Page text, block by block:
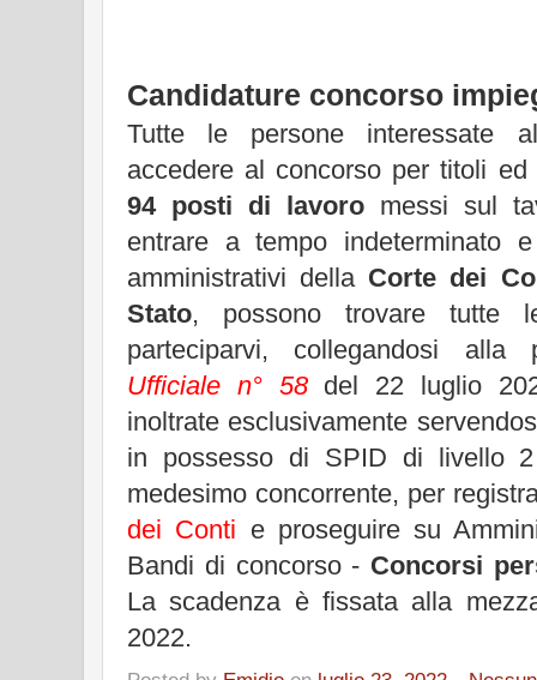
Candidature concorso
Tutte le persone interessate
accedere al concorso per titoli
94 posti di lavoro messi sul
entrare a tempo indeterminato
amministrativi della Corte dei
Stato, possono trovare tutte
parteciparvi, collegandosi
Ufficiale n° 58del 22 luglio
inoltrate esclusivamente
in possesso di SPID di livello
medesimo concorrente, per
dei Conti e proseguire su
Bandi di concorso - Concorsi
La scadenza è fissata alla
2022.